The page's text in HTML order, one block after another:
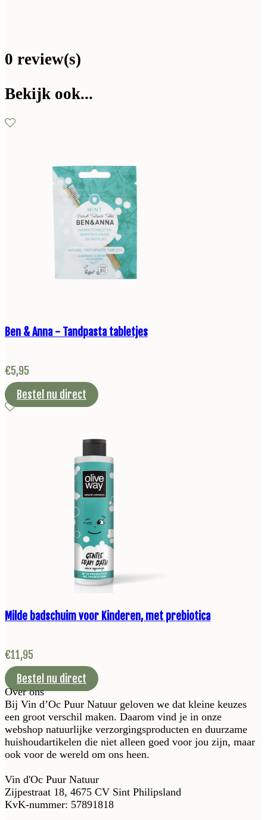
0 review(s)
Bekijk ook...
Ben & Anna - Tandpasta tabletjes
€5,95
Bestel nu direct
Milde badschuim voor Kinderen, met prebiotica
€11,95
Bestel nu direct
Over ons
Bij Vin d’Oc Puur Natuur geloven we dat kleine keuzes
een groot verschil maken. Daarom vind je in onze
webshop natuurlijke verzorgingsproducten en duurzame
huishoudartikelen die niet alleen goed voor jou zijn, maar
ook voor de wereld om ons heen.
Vin d'Oc Puur Natuur
Zijpestraat 18, 4675 CV Sint Philipsland
KvK-nummer: 57891818